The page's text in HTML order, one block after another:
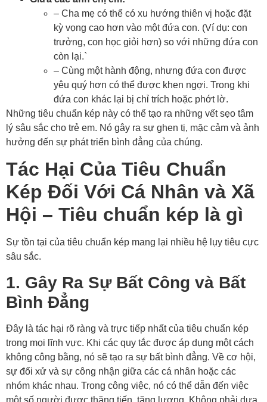
– Cha mẹ có thể có xu hướng thiên vị hoặc đặt
kỳ vọng cao hơn vào một đứa con. (Ví dụ: con
trưởng, con học giỏi hơn) so với những đứa con
còn lại.`
– Cùng một hành động, nhưng đứa con được
yêu quý hơn có thể được khen ngợi. Trong khi
đứa con khác lại bị chỉ trích hoặc phớt lờ.
Những tiêu chuẩn kép này có thể tạo ra những vết sẹo tâm
lý sâu sắc cho trẻ em. Nó gây ra sự ghen tị, mặc cảm và ảnh
hưởng đến sự phát triển bình đẳng của chúng.
Tác Hại Của Tiêu Chuẩn
Kép Đối Với Cá Nhân và Xã
Hội – Tiêu chuẩn kép là gì
Sự tồn tại của tiêu chuẩn kép mang lại nhiều hệ lụy tiêu cực
sâu sắc.
1. Gây Ra Sự Bất Công và Bất
Bình Đẳng
Đây là tác hại rõ ràng và trực tiếp nhất của tiêu chuẩn kép
trong mọi lĩnh vực. Khi các quy tắc được áp dụng một cách
không công bằng, nó sẽ tạo ra sự bất bình đẳng. Về cơ hội,
sự đối xử và sự công nhận giữa các cá nhân hoặc các
nhóm khác nhau. Trong công việc, nó có thể dẫn đến việc
một số người được thăng tiến, tăng lương. Không phải dựa